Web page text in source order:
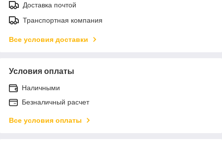
Доставка почтой
Транспортная компания
Все условия доставки
Условия оплаты
Наличными
Безналичный расчет
Все условия оплаты